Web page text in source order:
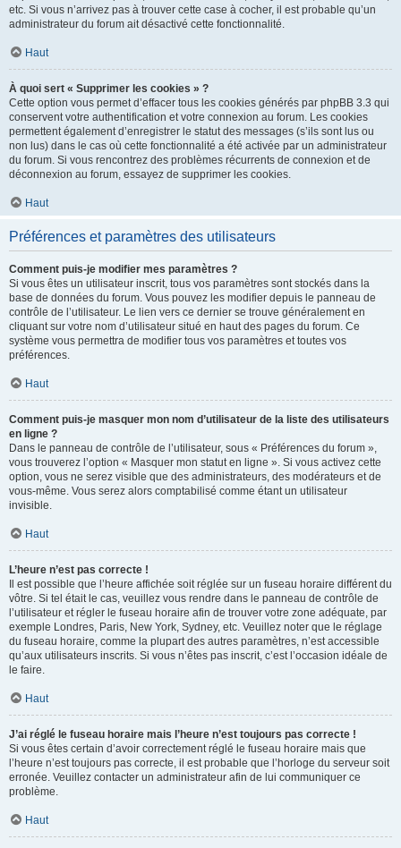
etc. Si vous n’arrivez pas à trouver cette case à cocher, il est probable qu’un
administrateur du forum ait désactivé cette fonctionnalité.
Haut
À quoi sert « Supprimer les cookies » ?
Cette option vous permet d’effacer tous les cookies générés par phpBB 3.3 qui
conservent votre authentification et votre connexion au forum. Les cookies
permettent également d’enregistrer le statut des messages (s’ils sont lus ou
non lus) dans le cas où cette fonctionnalité a été activée par un administrateur
du forum. Si vous rencontrez des problèmes récurrents de connexion et de
déconnexion au forum, essayez de supprimer les cookies.
Haut
Préférences et paramètres des utilisateurs
Comment puis-je modifier mes paramètres ?
Si vous êtes un utilisateur inscrit, tous vos paramètres sont stockés dans la
base de données du forum. Vous pouvez les modifier depuis le panneau de
contrôle de l’utilisateur. Le lien vers ce dernier se trouve généralement en
cliquant sur votre nom d’utilisateur situé en haut des pages du forum. Ce
système vous permettra de modifier tous vos paramètres et toutes vos
préférences.
Haut
Comment puis-je masquer mon nom d’utilisateur de la liste des utilisateurs
en ligne ?
Dans le panneau de contrôle de l’utilisateur, sous « Préférences du forum »,
vous trouverez l’option « Masquer mon statut en ligne ». Si vous activez cette
option, vous ne serez visible que des administrateurs, des modérateurs et de
vous-même. Vous serez alors comptabilisé comme étant un utilisateur
invisible.
Haut
L’heure n’est pas correcte !
Il est possible que l’heure affichée soit réglée sur un fuseau horaire différent du
vôtre. Si tel était le cas, veuillez vous rendre dans le panneau de contrôle de
l’utilisateur et régler le fuseau horaire afin de trouver votre zone adéquate, par
exemple Londres, Paris, New York, Sydney, etc. Veuillez noter que le réglage
du fuseau horaire, comme la plupart des autres paramètres, n’est accessible
qu’aux utilisateurs inscrits. Si vous n’êtes pas inscrit, c’est l’occasion idéale de
le faire.
Haut
J’ai réglé le fuseau horaire mais l’heure n’est toujours pas correcte !
Si vous êtes certain d’avoir correctement réglé le fuseau horaire mais que
l’heure n’est toujours pas correcte, il est probable que l’horloge du serveur soit
erronée. Veuillez contacter un administrateur afin de lui communiquer ce
problème.
Haut